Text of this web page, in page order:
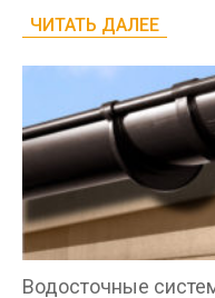
ЧИТАТЬ ДАЛЕЕ
Водосточные